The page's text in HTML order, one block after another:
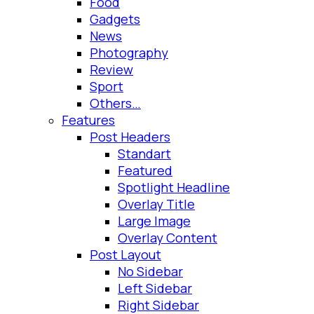
Gadgets
News
Photography
Review
Sport
Others…
Features
Post Headers
Standart
Featured
Spotlight Headline
Overlay Title
Large Image
Overlay Content
Post Layout
No Sidebar
Left Sidebar
Right Sidebar